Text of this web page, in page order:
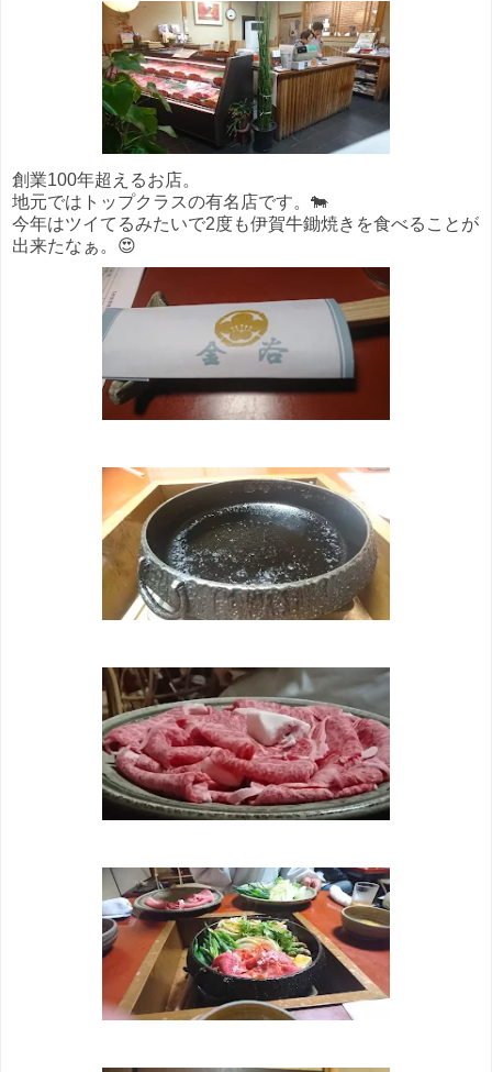
創業100年超えるお店。
地元ではトップクラスの有名店です。🐄
今年はツイてるみたいで2度も伊賀牛鋤焼きを食べることが
出来たなぁ。😍